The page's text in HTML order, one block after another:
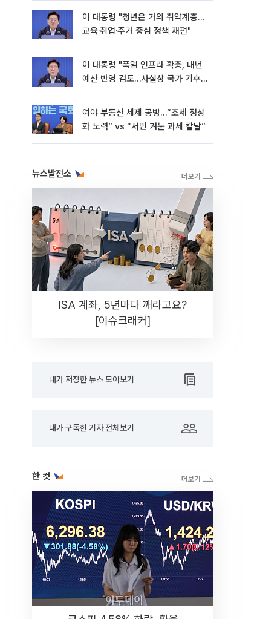
이 대통령 "청년은 거의 취약계층…
교육·취업·주거 중심 정책 재편"
이 대통령 "폭염 인프라 확충, 내년
예산 반영 검토…사실상 국가 기후
여야 부동산 세제 공방…“조세 정상
화 노력” vs “서민 겨눈 과세 칼날”
뉴스발전소
ISA 계좌, 5년마다 깨라고요?
[이슈크래커]
내가 저장한 뉴스 모아보기
내가 구독한 기자 전체보기
한 컷